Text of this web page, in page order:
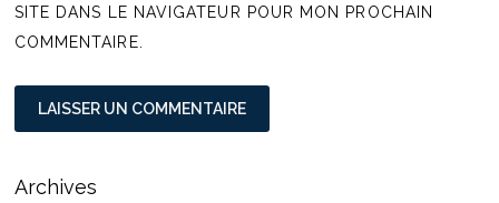
SITE DANS LE NAVIGATEUR POUR MON PROCHAIN
COMMENTAIRE.
Archives